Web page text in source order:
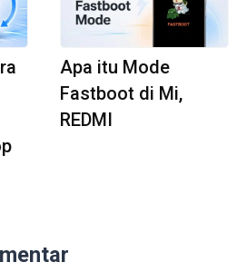
Apa itu Mode
Fastboot di Mi,
REDMI